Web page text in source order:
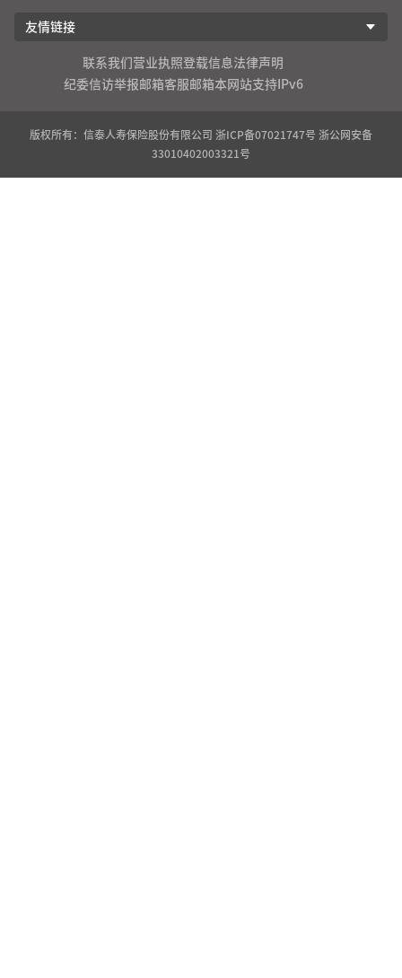
友情链接
联系我们 营业执照登载信息法律声明
纪委信访举报邮箱客服邮箱本网站支持IPv6
版权所有：信泰人寿保险股份有限公司 浙ICP备07021747号 浙公网安备
33010402003321号